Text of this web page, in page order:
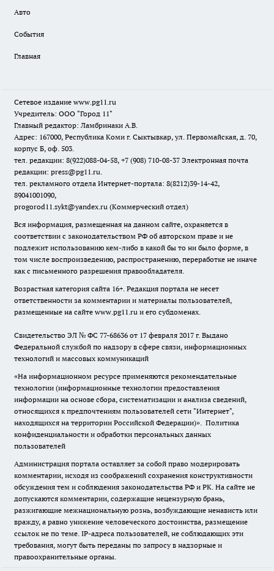
Авто
События
Главная
Сетевое издание www.pg11.ru
Учредитель: ООО "Город 11"
Главный редактор: Ламбринаки А.В.
Адрес: 167000, Республика Коми г. Сыктывкар, ул. Первомайская, д. 70,
корпус Б, оф. 503.
тел. редакции: 8(922)088-04-58, +7 (908) 710-08-37 Электронная почта
редакции: press@pg11.ru.
тел. рекламного отдела Интернет-портала: 8(8212)39-14-42,
89041001090,
progorod11.sykt@yandex.ru (Коммерческий отдел)
Вся информация, размещенная на данном сайте, охраняется в
соответствии с законодательством РФ об авторском праве и не
подлежит использованию кем-либо в какой бы то ни было форме, в
том числе воспроизведению, распространению, переработке не иначе
как с письменного разрешения правообладателя.
Возрастная категория сайта 16+. Редакция портала не несет
ответственности за комментарии и материалы пользователей,
размещенные на сайте www.pg11.ru и его субдоменах.
Свидетельство ЭЛ № ФС 77-68636 от 17 февраля 2017 г. Выдано
Федеральной службой по надзору в сфере связи, информационных
технологий и массовых коммуникаций
«На информационном ресурсе применяются рекомендательные
технологии (информационные технологии предоставления
информации на основе сбора, систематизации и анализа сведений,
относящихся к предпочтениям пользователей сети "Интернет",
находящихся на территории Российской Федерации)». Политика
конфиденциальности и обработки персональных данных
пользователей
Администрация портала оставляет за собой право модерировать
комментарии, исходя из соображений сохранения конструктивности
обсуждения тем и соблюдения законодательства РФ и РК. На сайте не
допускаются комментарии, содержащие нецензурную брань,
разжигающие межнациональную рознь, возбуждающие ненависть или
вражду, а равно унижение человеческого достоинства, размещение
ссылок не по теме. IP-адреса пользователей, не соблюдающих эти
требования, могут быть переданы по запросу в надзорные и
правоохранительные органы.